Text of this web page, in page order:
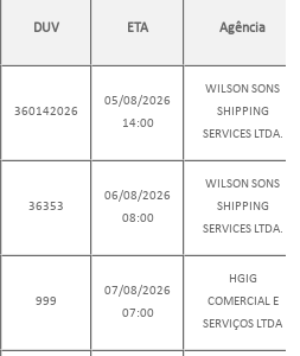
DUV ETA Agência
360142026
05/08/2026
14:00
WILSON SONS
SHIPPING
SERVICES LTDA.
36353
06/08/2026
08:00
WILSON SONS
SHIPPING
SERVICES LTDA.
999
07/08/2026
07:00
HGIG
COMERCIAL E
SERVIÇOS LTDA